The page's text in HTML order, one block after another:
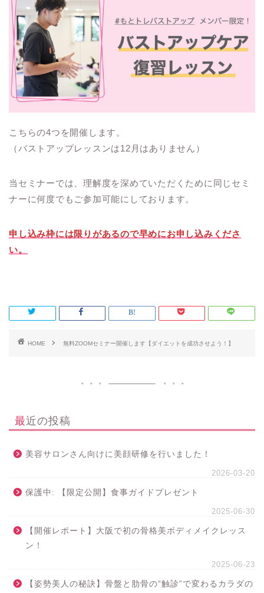
こちらの4つを開催します。
（バストアップレッスンは12月はありません）
当セミナーでは、理解度を深めていただくために同じセミ
ナーに何度でもご参加可能にしております。
申し込み枠には限りがあるので早めにお申し込みくださ
い。
HOME 無料ZOOMセミナー開催します【ダイエットを成功させよう！】
最近の投稿
美容サロンさん向けに美顔研修を行いました！
2026-03-20
保護中: 【限定公開】食事ガイドプレゼント
2025-06-30
【開催レポート】大阪で初の骨格美ボディメイクレッス
ン！
2025-06-23
【姿勢美人の秘訣】骨盤と肋骨の“触診”で変わるカラダの